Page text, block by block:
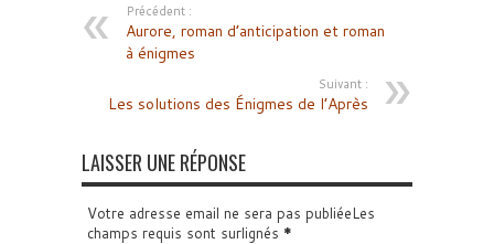
Précédent :
Aurore, roman d’anticipation et roman
à énigmes
Suivant :
Les solutions des Énigmes de l’Après
LAISSER UNE RÉPONSE
Votre adresse email ne sera pas publiéeLes
champs requis sont surlignés *